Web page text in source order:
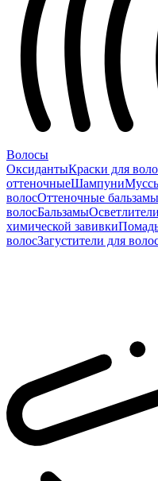
Волосы
ОксидантыКраски для
оттеночныеШампуни
волосОттеночные бальзамы
волосБальзамы
химической завивки
волосЗагустители для